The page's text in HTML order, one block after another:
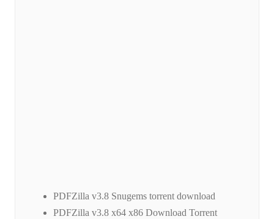
PDFZilla v3.8 Snugems torrent download
PDFZilla v3.8 x64 x86 Download Torrent